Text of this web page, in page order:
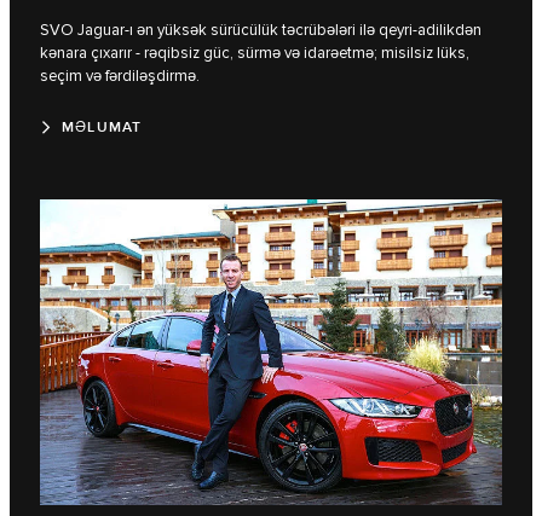
SVO Jaguar-ı ən yüksək sürücülük təcrübələri ilə qeyri-adilikdən
kənara çıxarır - rəqibsiz güc, sürmə və idarəetmə; misilsiz lüks,
seçim və fərdiləşdirmə.
MƏLUMAT